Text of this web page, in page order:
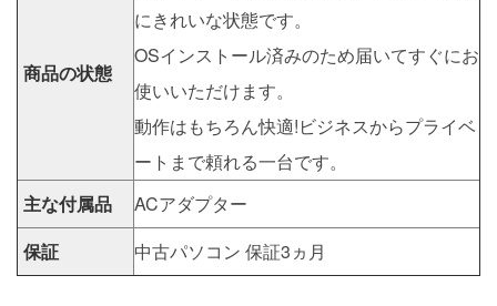
商品の状態
にきれいな状態です。
OSインストール済みのため届いてすぐにお
使いいただけます。
動作はもちろん快適!ビジネスからプライベ
ートまで頼れる一台です。
主な付属品
ACアダプター
保証
中古パソコン 保証3ヵ月